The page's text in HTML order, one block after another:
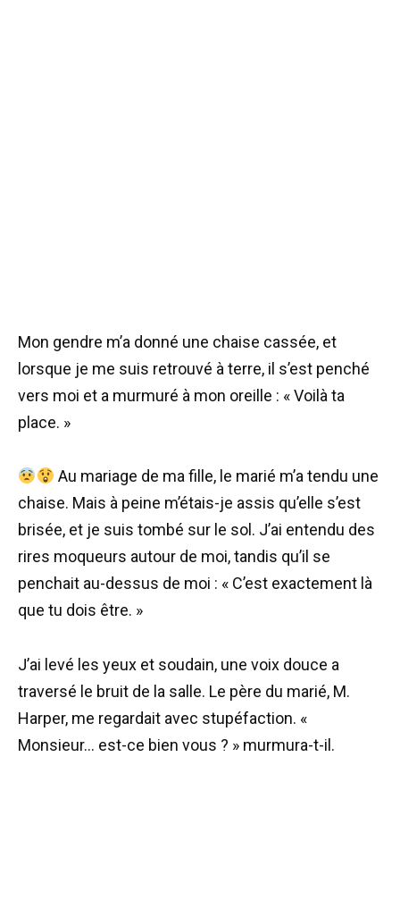
Mon gendre m’a donné une chaise cassée, et
lorsque je me suis retrouvé à terre, il s’est penché
vers moi et a murmuré à mon oreille : « Voilà ta
place. »
Au mariage de ma fille, le marié m’a tendu une
chaise. Mais à peine m’étais-je assis qu’elle s’est
brisée, et je suis tombé sur le sol. J’ai entendu des
rires moqueurs autour de moi, tandis qu’il se
penchait au-dessus de moi : « C’est exactement là
que tu dois être. »
J’ai levé les yeux et soudain, une voix douce a
traversé le bruit de la salle. Le père du marié, M.
Harper, me regardait avec stupéfaction. «
Monsieur… est-ce bien vous ? » murmura-t-il.